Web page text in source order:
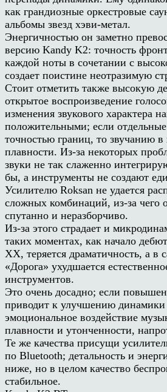
как грандиозные оркестровые
альбомы звезд хэви-метал.
Энергичностью он заметно
версию Kandy K2: точность
каждой ноты в сочетании с
создает поистине неотразимую
Стоит отметить также высокую
открытое воспроизведение
изменения звукового характера
положительными; если
точностью границ, то звучанию в
плавности. Из-за некоторых
звуки не так слаженно
бы, а инструменты не создают
Усилителю Roksan не удается
сложных комбинаций, из-за чего
спутанно и неразборчиво.
Из-за этого страдает и
таких моментах, как начало
ХХ, теряется драматичность, а в
«Дорога» ухудшается
инструментов.
Это очень досадно; если
приводит к улучшению динамики
эмоциональное воздействие
плавности и утонченности,
Те же качества присущи
по Bluetooth; детальность и
ниже, но в целом качество
стабильное.